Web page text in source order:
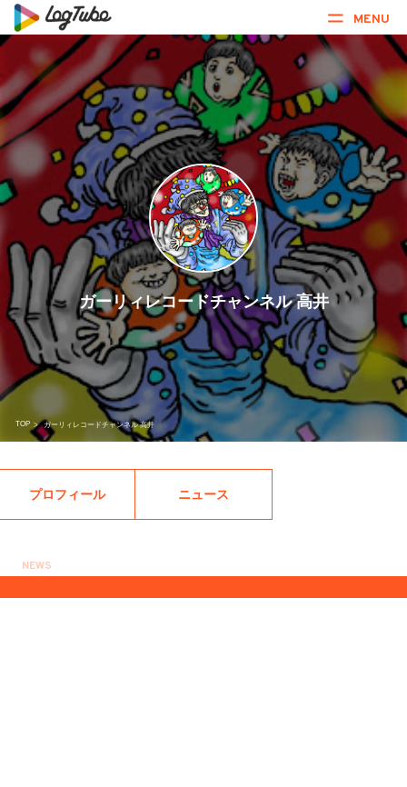
MENU
ガーリィレコードチャンネル 高井
TOP > ガーリィレコードチャンネル 高井
プロフィール ニュース
NEWS